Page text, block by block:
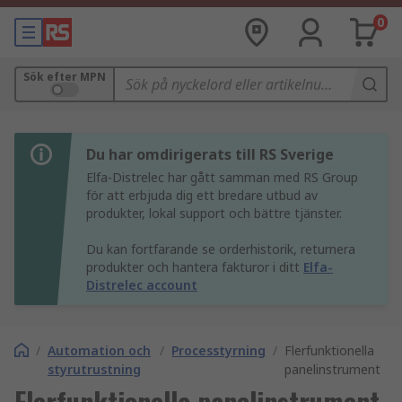
0
Sök efter MPN
Du har omdirigerats till RS Sverige
Elfa-Distrelec har gått samman med RS Group
för att erbjuda dig ett bredare utbud av
produkter, lokal support och bättre tjänster.
Du kan fortfarande se orderhistorik, returnera
produkter och hantera fakturor i ditt Elfa-
Distrelec account
/ Automation och
styrutrustning
/ Processtyrning / Flerfunktionella
panelinstrument